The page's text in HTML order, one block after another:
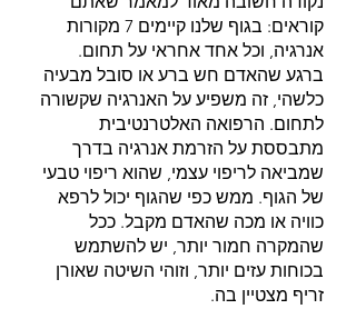
קוראים: בגוף שלנו קיימים 7 מקורות
אנרגיה, וכל אחד אחראי על תחום.
ברגע שהאדם חש ברע או סובל מבעיה
כלשהי, זה משפיע על האנרגיה שקשורה
לתחום. הרפואה האלטרנטיבית
מתבססת על הזרמת אנרגיה בדרך
שמביאה לריפוי עצמי, שהוא ריפוי טבעי
של הגוף. ממש כפי שהגוף יכול לרפא
כוויה או מכה שהאדם מקבל. ככל
שהמקרה חמור יותר, יש להשתמש
בכוחות עזים יותר, וזוהי השיטה שאורן
זריף מצטיין בה.